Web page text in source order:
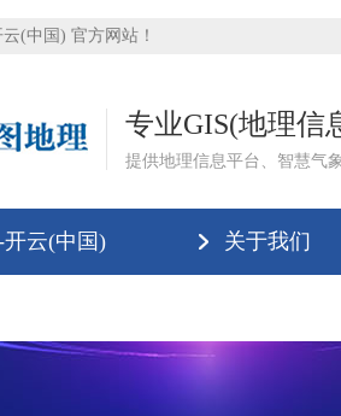
(中国) 官方网站！
专业GIS(地理信
提供地理信息平台、智慧气
云(中国) 关于我们